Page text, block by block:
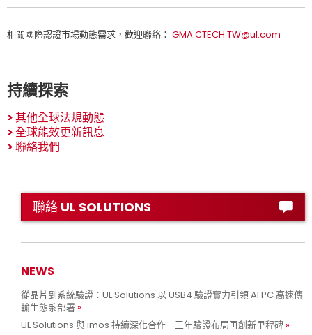
相關國際認證市場動態需求，歡迎聯絡： GMA.CTECH.TW@ul.com
持續探索
>其他全球法規動態
>全球能效更新訊息
>聯絡我們
聯絡 UL SOLUTIONS
NEWS
從晶片到系統驗證：UL Solutions 以 USB4 驗證實力引領 AI PC 高速傳
輸生態系部署
UL Solutions 與 imos 持續深化合作 三年驗證布局再創新里程碑